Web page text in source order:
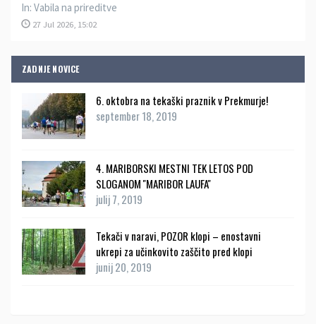
In: Vabila na prireditve
27 Jul 2026, 15:02
ZADNJE NOVICE
6. oktobra na tekaški praznik v Prekmurje!
september 18, 2019
4. MARIBORSKI MESTNI TEK LETOS POD
SLOGANOM ''MARIBOR LAUFA''
julij 7, 2019
Tekači v naravi, POZOR klopi – enostavni
ukrepi za učinkovito zaščito pred klopi
junij 20, 2019